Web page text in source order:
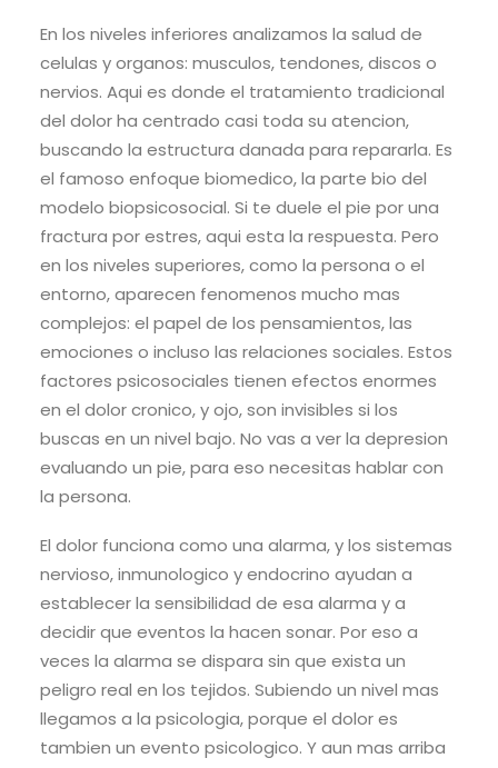
En los niveles inferiores analizamos la salud de
celulas y organos: musculos, tendones, discos o
nervios. Aqui es donde el tratamiento tradicional
del dolor ha centrado casi toda su atencion,
buscando la estructura danada para repararla. Es
el famoso enfoque biomedico, la parte bio del
modelo biopsicosocial. Si te duele el pie por una
fractura por estres, aqui esta la respuesta. Pero
en los niveles superiores, como la persona o el
entorno, aparecen fenomenos mucho mas
complejos: el papel de los pensamientos, las
emociones o incluso las relaciones sociales. Estos
factores psicosociales tienen efectos enormes
en el dolor cronico, y ojo, son invisibles si los
buscas en un nivel bajo. No vas a ver la depresion
evaluando un pie, para eso necesitas hablar con
la persona.
El dolor funciona como una alarma, y los sistemas
nervioso, inmunologico y endocrino ayudan a
establecer la sensibilidad de esa alarma y a
decidir que eventos la hacen sonar. Por eso a
veces la alarma se dispara sin que exista un
peligro real en los tejidos. Subiendo un nivel mas
llegamos a la psicologia, porque el dolor es
tambien un evento psicologico. Y aun mas arriba